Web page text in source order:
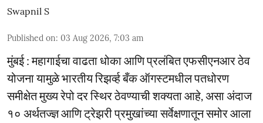
Swapnil S
Published on: 03 Aug 2026, 7:03 am
मुंबई : महागाईचा वाढता धोका आणि प्रलंबित एफसीएनआर ठेव
योजना यामुळे भारतीय रिझर्व्ह बँक ऑगस्टमधील पतधोरण
समीक्षेत मुख्य रेपो दर स्थिर ठेवण्याची शक्यता आहे, असा अंदाज
१० अर्थतज्ज्ञ आणि ट्रेझरी प्रमुखांच्या सर्वेक्षणातून समोर आला